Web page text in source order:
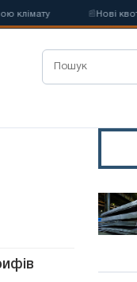
клімату Нові